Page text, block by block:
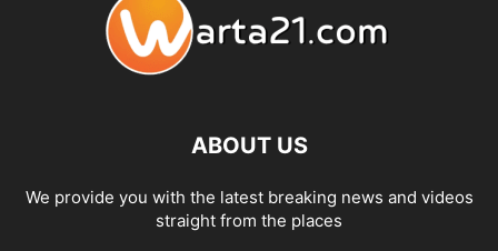
ABOUT US
We provide you with the latest breaking news and videos
straight from the places